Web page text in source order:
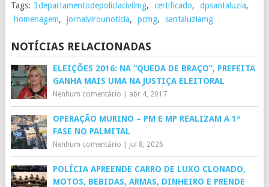
Tags: 3departamentodepoliciacivilmg, certificado, dpsantaluzia,
homenagem, jornalvirounoticia, pcmg, santaluziamg
NOTÍCIAS RELACIONADAS
ELEIÇÕES 2016: NA “QUEDA DE BRAÇO”, PREFEITA
GANHA MAIS UMA NA JUSTIÇA ELEITORAL
Nenhum comentário abr 4, 2017
OPERAÇÃO MURINO – PM E MP REALIZAM A 1ª
FASE NO PALMITAL
Nenhum comentário jul 8, 2026
POLÍCIA APREENDE CARRO DE LUXO CLONADO,
MOTOS, BEBIDAS, ARMAS, DINHEIRO E PRENDE